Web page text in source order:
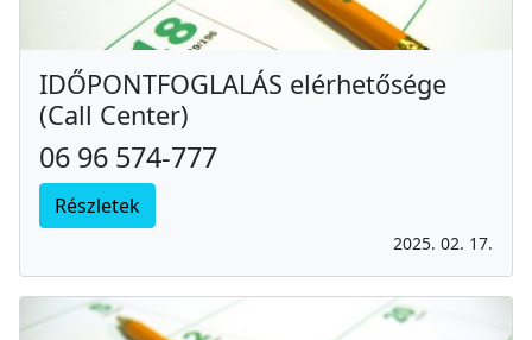
IDŐPONTFOGLALÁS elérhetősége
(Call Center)
06 96 574-777
Részletek
2025. 02. 17.